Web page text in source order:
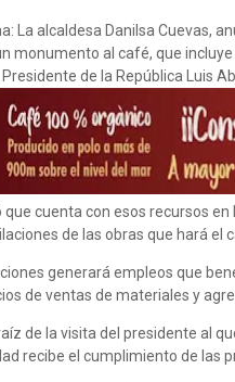
La alcaldesa Danilsa Cuevas,
monumento al café, que
de la República Luis
que cuenta con esos recursos
de las obras que hará el
generará empleos que
de ventas de materiales y
de la visita del presidente al
recibe el cumplimiento de las